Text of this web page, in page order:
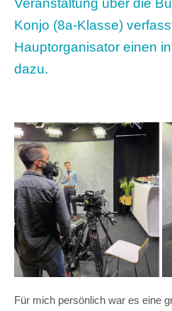
Veranstaltung über die
Konjo (8a-Klasse)
Hauptorganisator einen
dazu.
Für mich persönlich war es eine